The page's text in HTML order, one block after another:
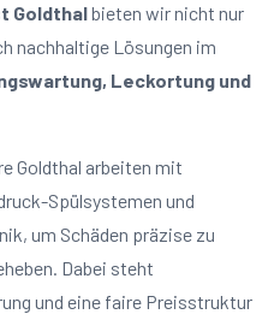
Goldthalbieten wir nicht nur
nachhaltige Lösungen im
Leckortung und
Goldthal arbeiten mit
Spülsystemen und
um Schäden präzise zu
Dabei steht
und eine faire Preisstruktur